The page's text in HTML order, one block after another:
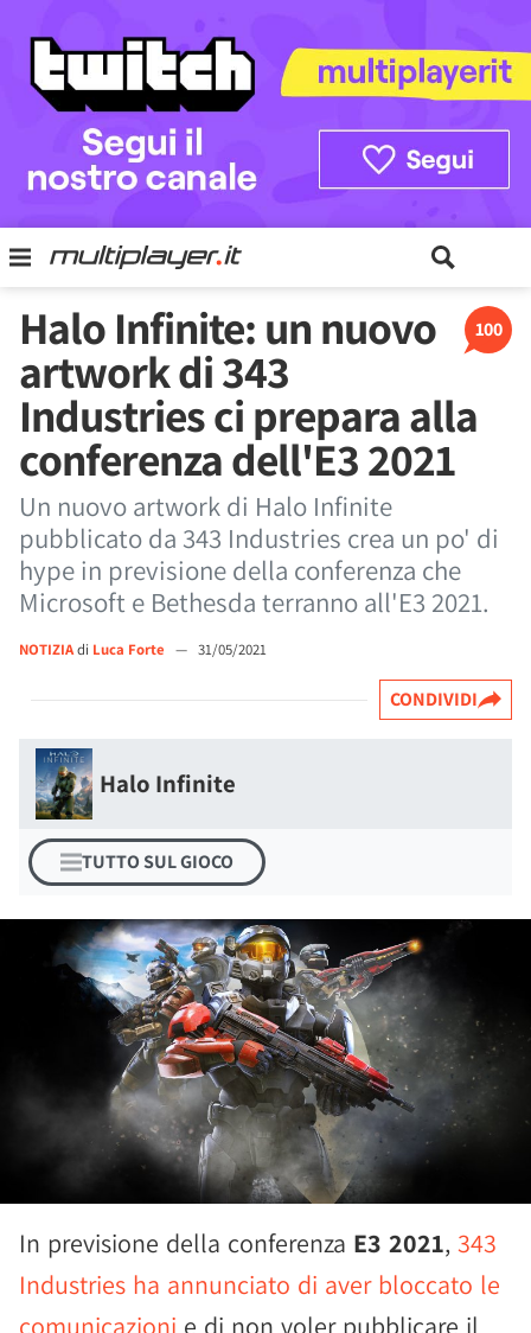
100
Halo Infinite: un nuovo
artwork di 343
Industries ci prepara alla
conferenza dell'E3 2021
Un nuovo artwork di Halo Infinite
pubblicato da 343 Industries crea un po' di
hype in previsione della conferenza che
Microsoft e Bethesda terranno all'E3 2021.
NOTIZIAdi Luca Forte — 31/05/2021
CONDIVIDI
Halo Infinite
TUTTO SUL GIOCO
In previsione della conferenza E3 2021, 343
Industries ha annunciato di aver bloccato le
comunicazioni e di non voler pubblicare il